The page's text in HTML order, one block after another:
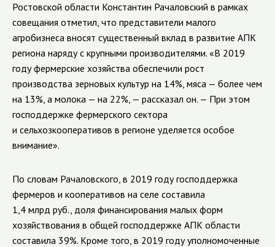
Ростовской области Константин Рачаловский в рамках
совещания отметил, что представители малого
агробизнеса вносят существенный вклад в развитие АПК
региона наряду с крупными производителями. «В 2019
году фермерские хозяйства обеспечили рост
производства зерновых культур на 14%, мяса — более чем
на 13%, а молока — на 22%, — рассказал он. — При этом
господдержке фермерского сектора
и сельхозкооперативов в регионе уделяется особое
внимание».
По словам Рачаловского, в 2019 году господдержка
фермеров и кооперативов на селе составила
1,4 млрд руб., доля финансирования малых форм
хозяйствования в общей господдержке АПК области
составила 39%. Кроме того, в 2019 году уполномоченные